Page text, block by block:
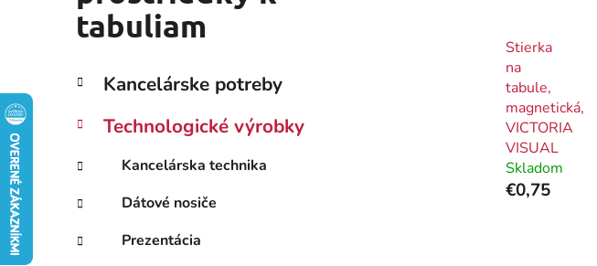
tabuliam
B
č
ý
p
a
n
Preskočiť
kategórie
K
a
e
ó
i
e
Kancelárske potreby
Technologické výrobky
Kancelárska technika
Dátové nosiče
Prezentácia
Stierka
na
tabule,
magnetická,
VICTORIA
VISUAL
Skladom
€0,75